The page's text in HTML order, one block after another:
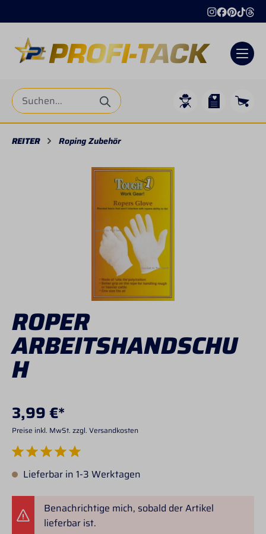
REITER Roping Zubehör
Bildergalerie überspringen
ROPER
ARBEITSHANDSCHU
H
3,99 €*
Preise inkl. MwSt. zzgl. Versandkosten
Durchschnittliche Bewertung von 5 von 5 Sternen
Lieferbar in 1-3 Werktagen
Benachrichtige mich, sobald der Artikel
lieferbar ist.